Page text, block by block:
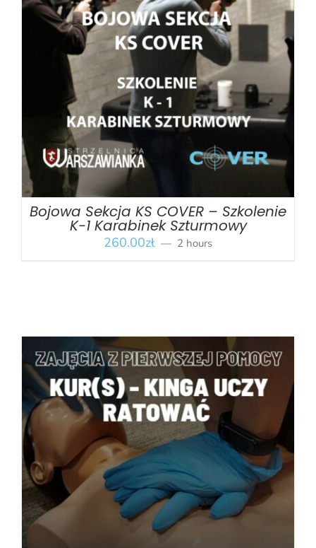
BOOK SZCZEGÓŁY
Bojowa Sekcja KS COVER – Szkolenie
K-1 Karabinek Szturmowy
260.00zł 2 hours
BOOK / SZCZEGÓŁY